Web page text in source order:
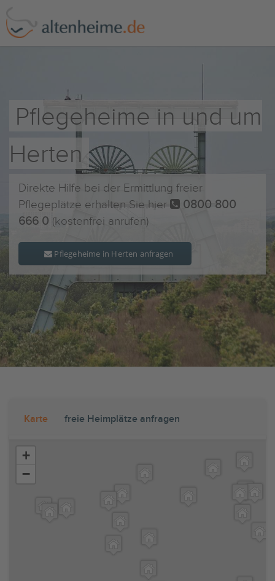
Pflegeheime in und um
Herten
Direkte Hilfe bei der Ermittlung freier
Pflegeplätze erhalten Sie hier
0800 800
666 0 (kostenfrei anrufen)
Pflegeheime in Herten anfragen
Karte freie Heimplätze anfragen
+
−